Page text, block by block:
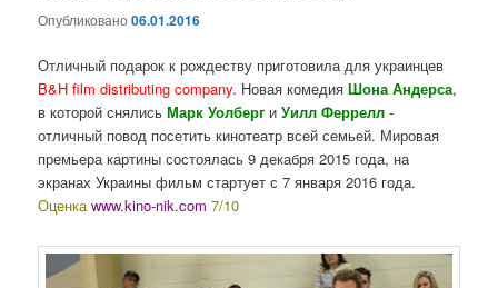
Опубликовано06.01.2016
Отличный подарок к рождеству приготовила для украинцев
B&H film distributing company. Новая комедияШона Андерса,
в которой снялись Марк Уолберг и Уилл Феррелл-
отличный повод посетить кинотеатр всей семьей. Мировая
премьера картины состоялась 9 декабря 2015 года, на
экранах Украины фильм стартует с 7 января 2016 года.
Оценкаwww.kino-nik.com7/10